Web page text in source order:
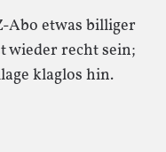
Abo etwas billiger
wieder recht sein;
klaglos hin.